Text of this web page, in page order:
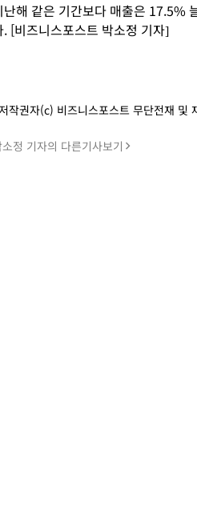
난해 같은 기간보다 매출은 17.5%
. [비즈니스포스트 박소정 기자]
작권자(c) 비즈니스포스트 무단전재 및
소정 기자의 다른기사보기